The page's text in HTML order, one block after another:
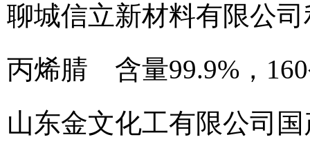
聊城信立新材料有限公司
丙烯腈 含量99.9%，
山东金文化工有限公司